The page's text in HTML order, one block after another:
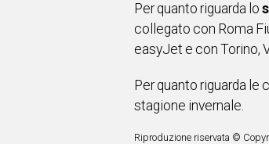
Per quanto riguarda lo
collegato con Roma
easyJet e con Torino,
Per quanto riguarda le
stagione invernale.
Riproduzione riservata ©